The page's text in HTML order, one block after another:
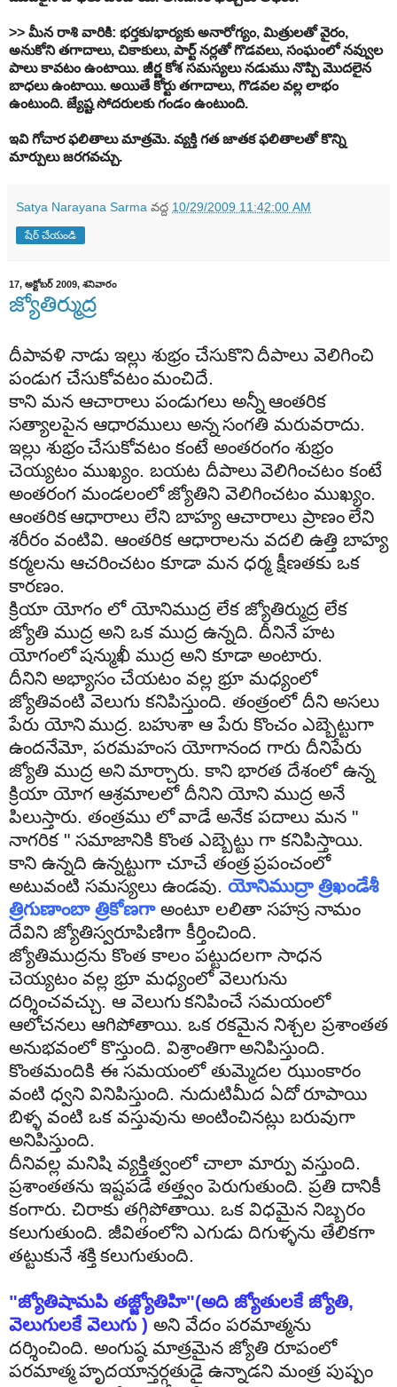
>> మీన రాశి వారికి: భర్తకు/భార్యకు అనారోగ్యం, మిత్రులతో వైరం,
అనుకోని తగాదాలు, చికాకులు, పార్ట్ నర్లతో గొడవలు, సంఘంలో నవ్వుల
పాలు కావటం ఉంటాయి. జీర్ణ కోశ సమస్యలు నడుము నొప్పి మొదలైన
బాధలు ఉంటాయి. అయితే కోర్టు తగాదాలు, గొడవల వల్ల లాభం
ఉంటుంది. జ్యేష్ట సోదరులకు గండం ఉంటుంది.
ఇవి గోచార ఫలితాలు మాత్రమె. వ్యక్తి గత జాతక ఫలితాలతో కొన్ని
మార్పులు జరగవచ్చు.
Satya Narayana Sarma వద్ద 10/29/2009 11:42:00 AM
షేర్ చేయండి
17, అక్టోబర్ 2009, శనివారం
జ్యోతిర్ముద్ర
దీపావళి నాడు ఇల్లు శుభ్రం చేసుకొనిదీపాలు వెలిగించి
పండుగ చేసుకోవటంమంచిదే.
కాని మన ఆచారాలు పండుగలు అన్నీఆంతరిక
సత్యాలపైన ఆధారములు అన్నసంగతి మరువరాదు.
ఇల్లు శుభ్రంచేసుకోవటం కంటే అంతరంగం శుభ్రం
చెయ్యటం ముఖ్యం. బయట దీపాలువెలిగించటం కంటే
అంతరంగ మండలంలోజ్యోతిని వెలిగించటం ముఖ్యం.
ఆంతరికఆధారాలు లేని బాహ్య ఆచారాలు ప్రాణంలేని
శరీరం వంటివి. ఆంతరిక ఆధారాలను వదలి ఉత్తి బాహ్య
కర్మలను ఆచరించటం కూడా మన ధర్మ క్షీణతకు ఒక
కారణం.
క్రియా యోగం లో యోనిముద్ర లేక జ్యోతిర్ముద్ర లేక
జ్యోతి ముద్ర అని ఒక ముద్ర ఉన్నది. దీనినే హట
యోగంలోషన్ముఖీ ముద్ర అని కూడా అంటారు.
దీనిని అభ్యాసం చేయటం వల్ల భ్రూ మధ్యంలో
జ్యోతివంటి వెలుగు కనిపిస్తుంది. తంత్రంలో దీని అసలు
పేరు యోనిముద్ర. బహుశా ఆ పేరు కొంచం ఎబ్బెట్టుగా
ఉందనేమో, పరమహంస యోగానంద గారు దీనిపేరు
జ్యోతి ముద్ర అనిమార్చారు. కాని భారత దేశంలో ఉన్న
క్రియా యోగ ఆశ్రమాలలో దీనిని యోని ముద్ర అనే
పిలుస్తారు. తంత్రము లోవాడే అనేక పదాలు మన "
నాగరిక" సమాజానికి కొంత ఎబ్బెట్టు గా కనిపిస్తాయి.
కాని ఉన్నది ఉన్నట్టుగా చూచే తంత్రప్రపంచంలో
అటువంటి సమస్యలు ఉండవు. యోనిముద్రా త్రిఖండేశీ
త్రిగుణాంబా త్రికోణగాఅంటూ లలితా సహస్ర నామం
దేవిని జ్యోతిస్వరూపిణిగా కీర్తించింది.
జ్యోతిముద్రను కొంత కాలం పట్టుదలగా సాధన
చెయ్యటం వల్ల భ్రూ మధ్యంలో వెలుగును
దర్శించవచ్చు. ఆ వెలుగుకనిపించే సమయంలో
ఆలోచనలు ఆగిపోతాయి. ఒక రకమైన నిశ్చల ప్రశాంతత
అనుభవంలో కొస్తుంది. విశ్రాంతిగాఅనిపిస్తుంది.
కొంతమందికి ఈ సమయంలో తుమ్మెదల ఝుంకారం
వంటి ధ్వని వినిపిస్తుంది. నుదుటిమీద ఏదోరూపాయి
బిళ్ళ వంటి ఒక వస్తువును అంటించినట్లు బరువుగా
అనిపిస్తుంది.
దీనివల్ల మనిషి వ్యక్తిత్వంలో చాలా మార్పు వస్తుంది.
ప్రశాంతతను ఇష్టపడే తత్త్వం పెరుగుతుంది. ప్రతి దానికీ
కంగారు. చిరాకు తగ్గిపోతాయి. ఒక విధమైన నిబ్బరం
కలుగుతుంది. జీవితంలోని ఎగుడు దిగుళ్ళను తేలికగా
తట్టుకునే శక్తి కలుగుతుంది.
"జ్యోతిషామపి తజ్జ్యోతిహి"(అది జ్యోతులకే జ్యోతి,
వెలుగులకే వెలుగు) అని వేదం పరమాత్మను
దర్శించింది. అంగుష్ఠ మాత్రమైన జ్యోతి రూపంలో
పరమాత్మహృదయాన్తర్గతుడై ఉన్నాడని మంత్ర పుష్పం